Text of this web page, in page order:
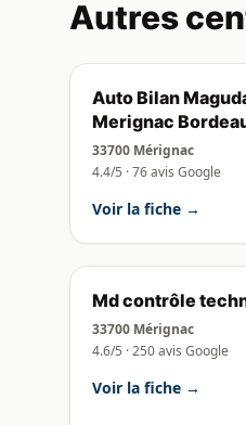
Autres
Auto Bilan
Merignac
33700 Mérignac
4.4/5 · 76 avis Google
Voir la fiche →
Md contrôle
33700 Mérignac
4.6/5 · 250 avis Google
Voir la fiche →